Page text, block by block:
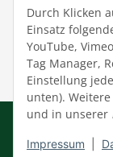
Durch Klicken
Einsatz
YouTube,
Tag Manager,
Einstellung
unten).
und in unserer
Impressum